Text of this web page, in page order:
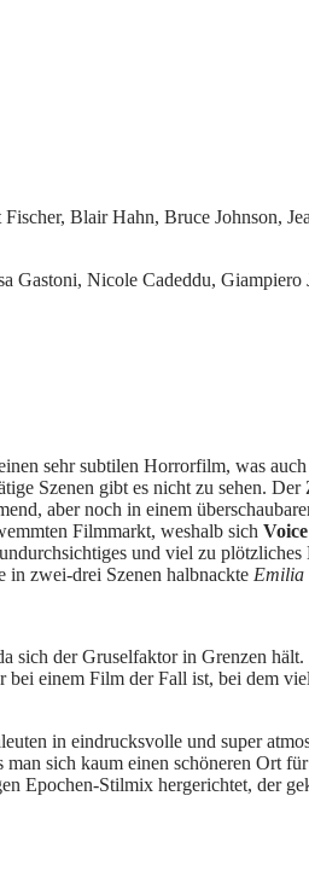
Blair Hahn, Bruce Johnson,
Gastoni, Nicole Cadeddu,
sehr subtilen Horrorfilm, was
Szenen gibt es nicht zu sehen.
aber noch in einem
Filmmarkt, weshalb sich
und viel zu
in zwei-drei Szenen halbnackte Emilia
der Gruselfaktor in Grenzen
einem Film der Fall ist, bei dem
in eindrucksvolle und super
sich kaum einen schöneren Ort
Stilmix hergerichtet, der